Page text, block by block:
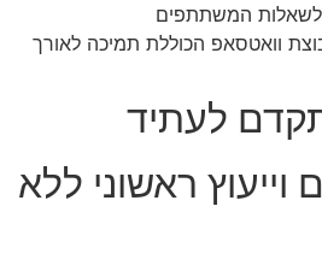
לשאלות המשתתפים
וואטסאפ הכוללת תמיכה לאורך
לעתיד
וייעוץ ראשוני ללא